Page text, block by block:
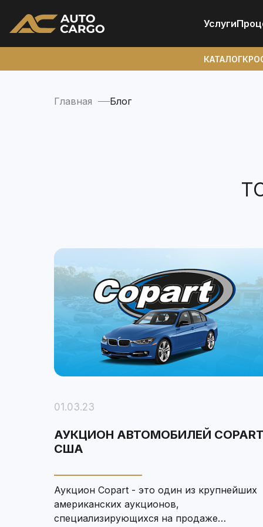
Услуги
КАТАЛОГ
Главная Блог
01.03.23
АУКЦИОН АВТОМОБИЛЕЙ
США
Аукцион Copart - это один из крупнейших
американских аукционов,
специализирующихся на продаже